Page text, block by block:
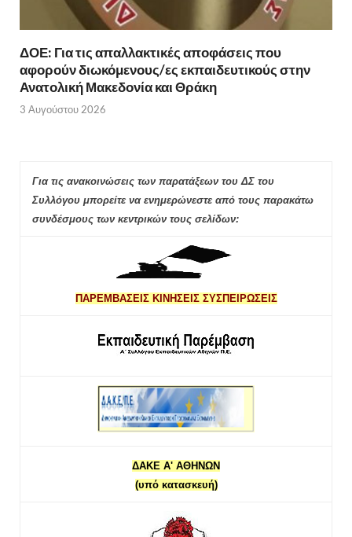
ΔΟΕ: Για τις απαλλακτικές αποφάσεις που
αφορούν διωκόμενους/ες εκπαιδευτικούς στην
Ανατολική Μακεδονία και Θράκη
3 Αυγούστου 2026
Για τις ανακοινώσεις των παρατάξεων του ΔΣ του
Συλλόγου μπορείτε να ενημερώνεστε από τους παρακάτω
συνδέσμους των κεντρικών τους σελίδων:
ΠΑΡΕΜΒΑΣΕΙΣ ΚΙΝΗΣΕΙΣ ΣΥΣΠΕΙΡΩΣΕΙΣ
ΔΑΚΕ Α' ΑΘΗΝΩΝ
(υπό κατασκευή)